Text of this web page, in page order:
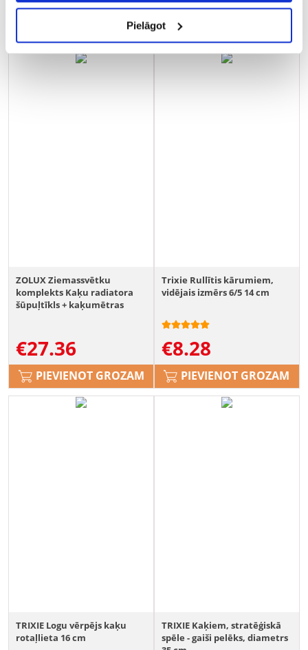
Pielāgot
PIEVIENOT GROZAM PIEVIENOT GROZAM
ZOLUX Ziemassvētku
komplekts Kaķu radiatora
šūpuļtīkls + kaķumētras
€27.36
PIEVIENOT GROZAM
Trixie Rullītis kārumiem,
vidējais izmērs 6/5 14 cm
€8.28
PIEVIENOT GROZAM
TRIXIE Logu vērpējs kaķu
rotaļlieta 16 cm
TRIXIE Kaķiem, stratēģiskā
spēle - gaiši pelēks, diametrs